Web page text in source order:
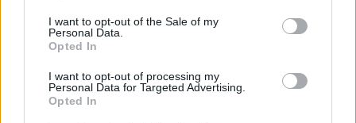
consent section.
I want to opt-out of the Sale of my
Personal Data.
Opted In
I want to opt-out of processing my
Personal Data for Targeted Advertising.
Opted In
ΔΙΑΦΗΜΙΣΗ